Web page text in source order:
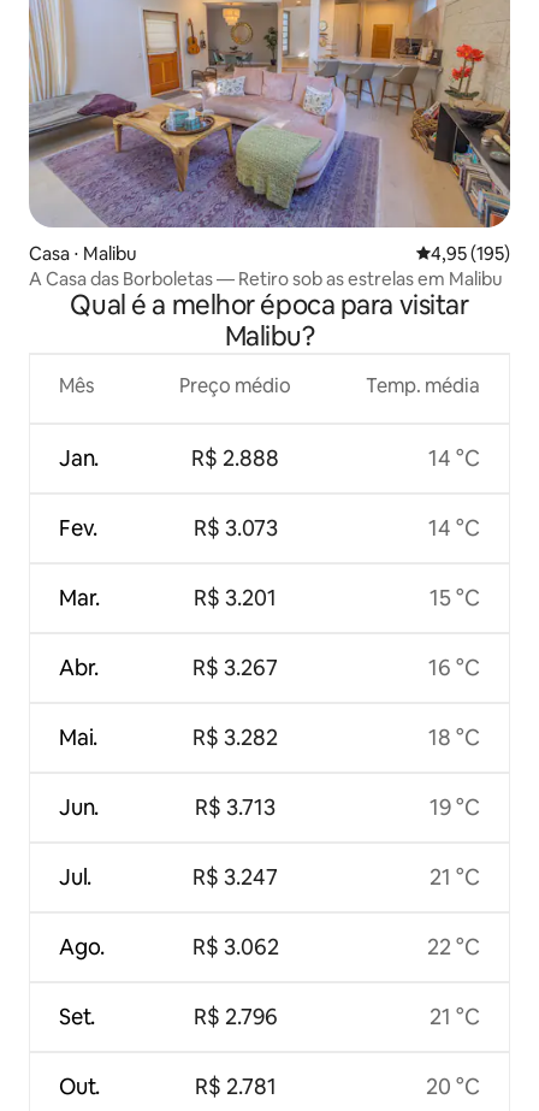
Casa ⋅ Malibu 4,95 de uma
4,95 (195)
A Casa das Borboletas — Retiro sob as estrelas em Malibu
Qual é a melhor época para visitar
Malibu?
Mês
Jan.
Fev.
Mar.
Abr.
Mai.
Jun.
Jul.
Ago.
Set.
Out.
Preço médio
R$ 2.888
R$ 3.073
R$ 3.201
R$ 3.267
R$ 3.282
R$ 3.713
R$ 3.247
R$ 3.062
R$ 2.796
R$ 2.781
Temp. média
14 °C
14 °C
15 °C
16 °C
18 °C
19 °C
21 °C
22 °C
21 °C
20 °C